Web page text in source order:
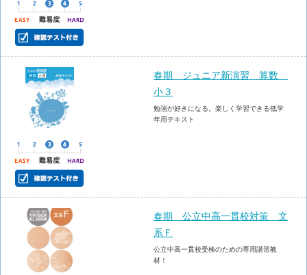
春期 ジュニア新演習 算数
小３
勉強が好きになる。楽しく学習できる低学
年用テキスト
春期 公立中高一貫校対策 文
系Ｆ
公立中高一貫校受検のための専用講習教
材！